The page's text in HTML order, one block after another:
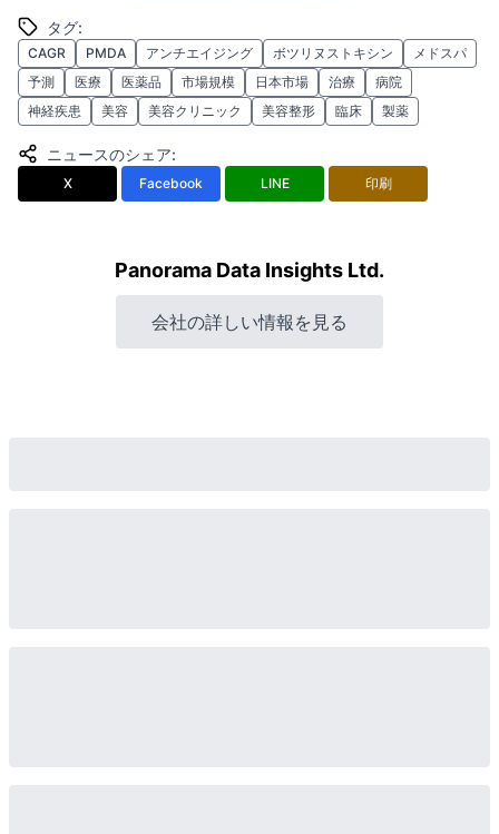
タグ:
CAGR PMDA アンチエイジング ボツリヌストキシン
メドスパ
予測
医療 医薬品 市場規模 日本市場 治療
病院
神経疾患
美容 美容クリニック 美容整形 臨床 製薬
ニュースのシェア:
X Facebook LINE 印刷
Panorama Data Insights Ltd.
会社の詳しい情報を見る